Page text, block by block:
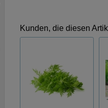
Kunden, die diesen